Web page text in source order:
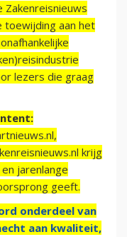
toewijding aan het
lezers die graag
krijg
jarenlange
geeft.
onderdeel van
aan kwaliteit,